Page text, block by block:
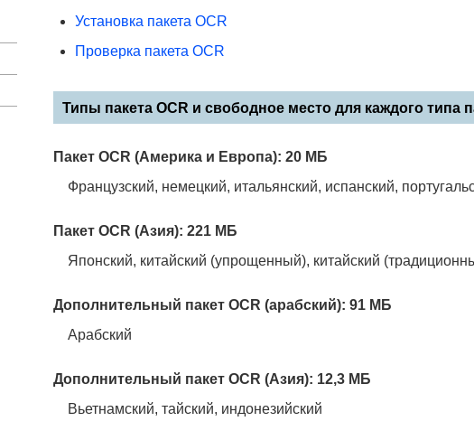
Установка пакета OCR
Проверка пакета OCR
Типы пакета OCR и свободное место для каждого типа
Пакет OCR (Америка и Европа): 20 МБ
Французский, немецкий, итальянский, испанский,
Пакет OCR (Азия): 221 МБ
Японский, китайский (упрощенный), китайский
Дополнительный пакет OCR (арабский): 91 МБ
Арабский
Дополнительный пакет OCR (Азия): 12,3 МБ
Вьетнамский, тайский, индонезийский